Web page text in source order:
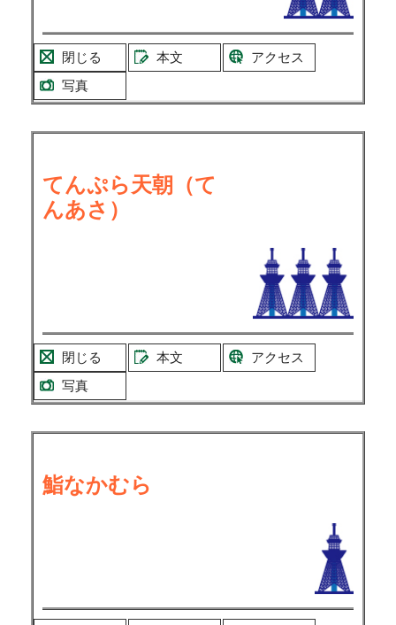
閉じる 本文
アクセス
写真
てんぷら天朝（て
んあさ）
閉じる 本文
アクセス
写真
鮨なかむら